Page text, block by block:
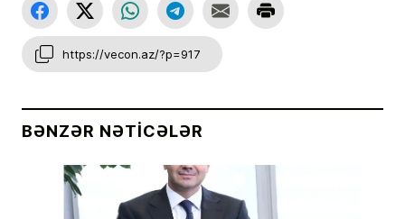
https://vecon.az/?p=917
BƏNZƏR NƏTICƏLƏR